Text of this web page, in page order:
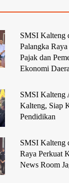
SMSI Kalteng
Palangka
Pajak dan
Ekonomi
SMSI Kalteng
Kalteng, Siap
Pendidikan
SMSI Kalteng
Raya Perkuat
News Room